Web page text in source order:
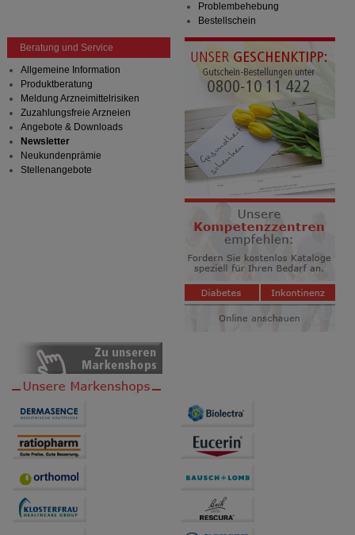
Problembehebung
Bestellschein
Beratung und Service
Allgemeine Information
Produktberatung
Meldung Arzneimittelrisiken
Zuzahlungsfreie Arzneien
Angebote & Downloads
Newsletter
Neukundenprämie
Stellenangebote